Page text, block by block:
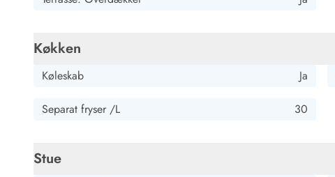
Køkken
Køleskab Ja
Separat fryser /L 30
Stue